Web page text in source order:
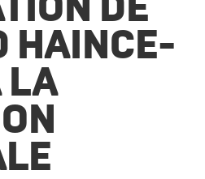
Connexion
À propos
HAINCE-
LA